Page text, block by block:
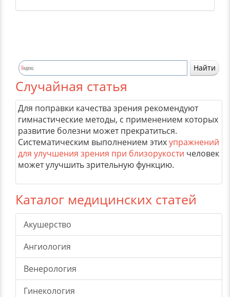
Случайная статья
Для поправки качества зрения рекомендуют
гимнастические методы, с применением которых
развитие болезни может прекратиться.
Систематическим выполнением этихупражнений
для улучшения зрения при близорукости человек
может улучшить зрительную функцию.
Каталог медицинских статей
Акушерство
Ангиология
Венерология
Гинекология